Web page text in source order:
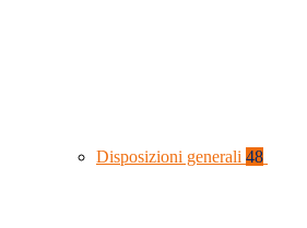
Disposizioni generali 48